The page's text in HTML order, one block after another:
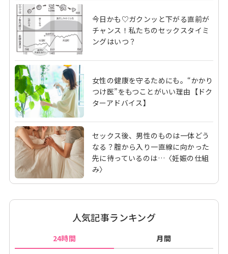
今日かも♡ガクンッと下がる直前が
チャンス！私たちのセックスタイミ
ングはいつ？
女性の健康を守るためにも。“かかり
つけ医”をもつことがいい理由【ドク
ターアドバイス】
セックス後、男性のものは一体どう
なる？腟から入り一直線に向かった
先に待っているのは…〈妊娠の仕組
み〉
人気記事ランキング
24時間 月間